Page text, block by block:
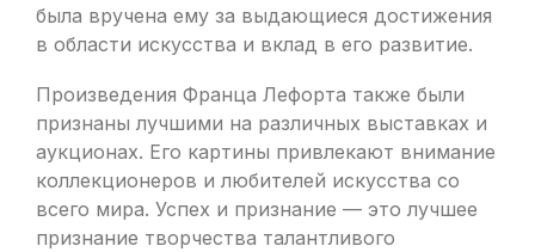
была вручена ему за выдающиеся достижения
в области искусства и вклад в его развитие.
Произведения Франца Лефорта также были
признаны лучшими на различных выставках и
аукционах. Его картины привлекают внимание
коллекционеров и любителей искусства со
всего мира. Успех и признание — это лучшее
признание творчества талантливого